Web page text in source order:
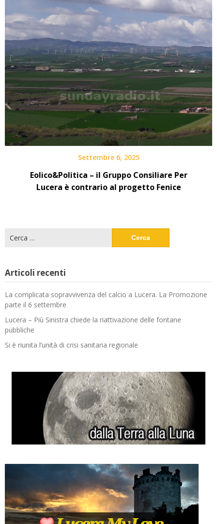
Settembre 6, 2025
Eolico&Politica – il Gruppo Consiliare Per
Lucera è contrario al progetto Fenice
per:
Articoli recenti
La complicata sopravvivenza del calcio a Lucera. La Promozione
parte il 6 settembre
Lucera – Più Sinistra chiede la riattivazione delle fontane
pubbliche
Si è riunita l’unità di crisi sanitaria regionale